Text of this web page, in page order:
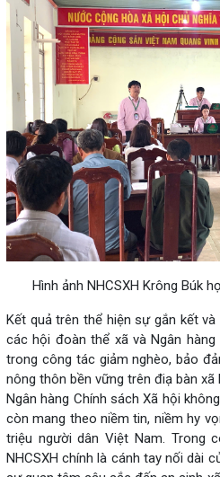
Hình ảnh NHCSXH Krông Búk
Kết quả trên thể hiện sự gắn kết và
các hội đoàn thể xã và Ngân
trong công tác giảm nghèo, bảo
nông thôn bền vững trên điạ bàn xã
Ngân hàng Chính sách Xã hội
còn mang theo niềm tin, niềm hy
triệu người dân Việt Nam. Trong
NHCSXH chính là cánh tay nối dài